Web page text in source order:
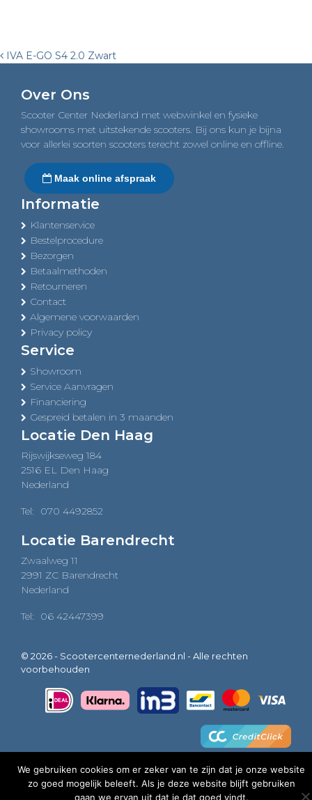
Post
navigation
IVA E-GO S4 2.0 Zwart
Over Ons
Scooter Center Nederland met webwinkel en fysieke
showrooms met uitstekende scooters. Bij ons kun je bijna
voor allerlei soorten scooters terecht zowel online en offline.
Maak online afspraak
Informatie
Klantenservice
Bestelprocedure
Bezorgen
Betaalmethoden
Retourneren
Contact
Algemene voorwaarden
Privacy policy
Service
Showroom
Service Aanvragen
Financiering
Gespreid betalen in 3 maanden
Locatie Den Haag
Rijswijkseweg 184
2516 EL Den Haag
Nederland
Tel: 070 4492852
Locatie Barendrecht
Zwaalweg 11
2991 ZC Barendrecht
Nederland
Tel: 06 42447399
© 2026 - Scootercenternederland.nl - Alle rechten
voorbehouden
We gebruiken cookies om er zeker van te zijn dat je onze website
zo goed mogelijk beleeft. Als je deze website blijft gebruiken
gaan we ervan uit dat je dat goed vindt.